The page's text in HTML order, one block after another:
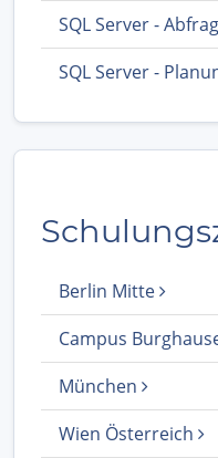
SQL Server -
SQL Server -
Berlin Mitte
Campus
München
Wien Österreich